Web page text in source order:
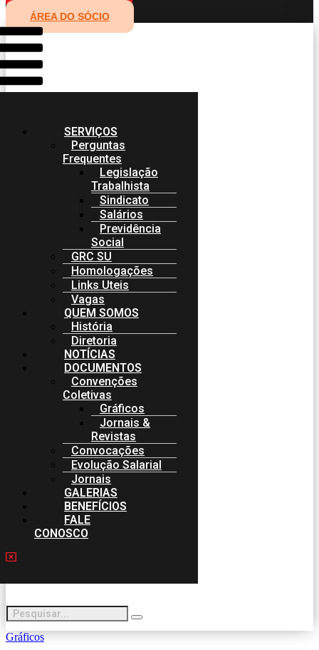
ÁREA DO SÓCIO
SERVIÇOS
Perguntas
Frequentes
Legislação
Trabalhista
Sindicato
Salários
Previdência
Social
GRC SU
Homologações
Links Uteis
Vagas
QUEM SOMOS
História
Diretoria
NOTÍCIAS
DOCUMENTOS
Convenções
Coletivas
Gráficos
Jornais &
Revistas
Convocações
Evolução Salarial
Jornais
GALERIAS
BENEFÍCIOS
FALE
CONOSCO
Gráficos